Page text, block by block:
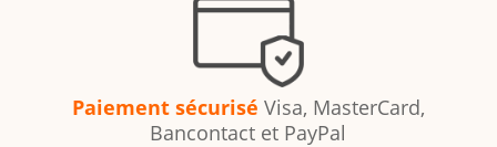
Paiement sécurisé Visa, MasterCard,
Bancontact et PayPal